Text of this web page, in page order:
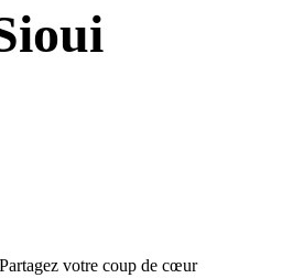
Partagez votre coup de cœur